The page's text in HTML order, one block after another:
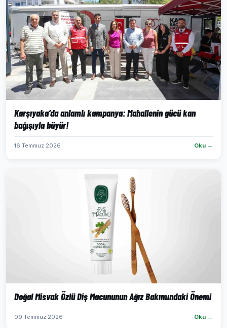
Karşıyaka’da anlamlı kampanya: Mahallenin gücü kan
bağışıyla büyür!
16 Temmuz 2026 Oku →
Doğal Misvak Özlü Diş Macununun Ağız Bakımındaki Önemi
09 Temmuz 2026 Oku →